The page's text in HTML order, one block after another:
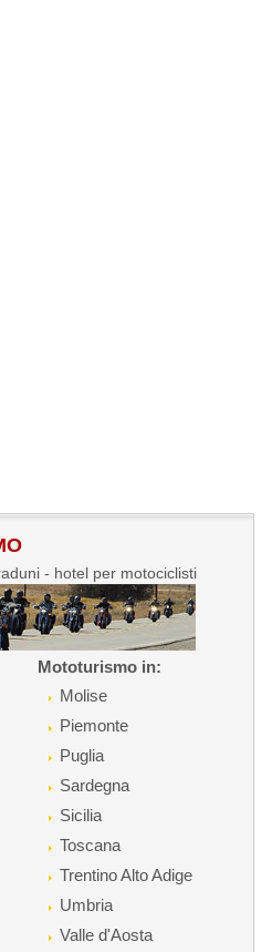
- hotel per motociclisti
Mototurismo in:
Molise
Piemonte
Puglia
Sardegna
Sicilia
Toscana
Trentino Alto Adige
Umbria
Valle d'Aosta